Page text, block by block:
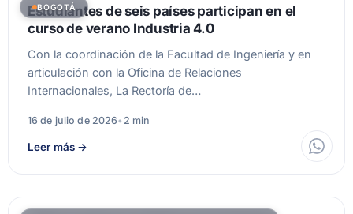
BOGOTÁ
Estudiantes de seis países participan en el
curso de verano Industria 4.0
Con la coordinación de la Facultad de Ingeniería y en
articulación con la Oficina de Relaciones
Internacionales, La Rectoría de…
16 de julio de 2026• 2 min
Leer más →